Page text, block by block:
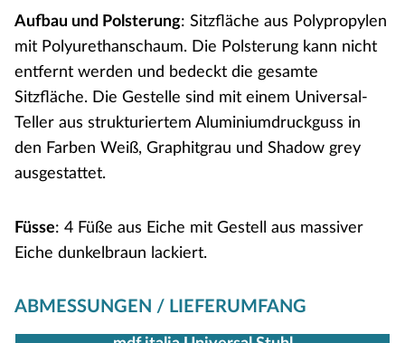
Aufbau und Polsterung: Sitzfläche aus Polypropylen
mit Polyurethanschaum. Die Polsterung kann nicht
entfernt werden und bedeckt die gesamte
Sitzfläche. Die Gestelle sind mit einem Universal-
Teller aus strukturiertem Aluminiumdruckguss in
den Farben Weiß, Graphitgrau und Shadow grey
ausgestattet.
Füsse: 4 Füße aus Eiche mit Gestell aus massiver
Eiche dunkelbraun lackiert.
ABMESSUNGEN / LIEFERUMFANG